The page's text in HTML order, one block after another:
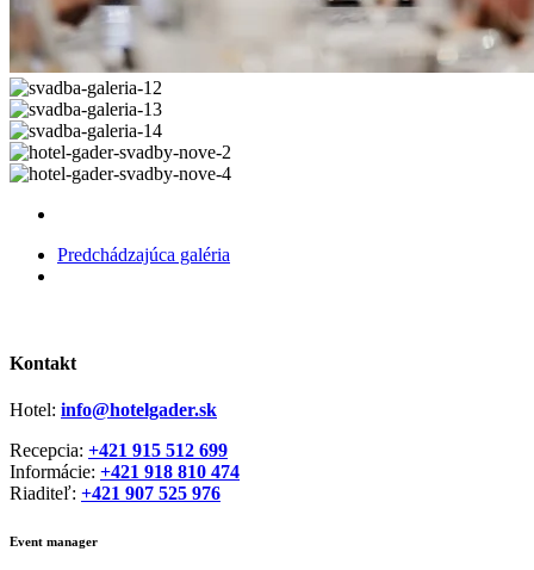
svadba-
galeria-
11
svadba-
galeria-
12
svadba-
galeria-
13
svadba-
galeria-
hotel-
svadby-
gader-
nove-
Predchádzajúca galéria
Kontakt
Hotel: info@hotelgader.sk
Recepcia: +421 915 512 699
Informácie: +421 918 810 474
Riaditeľ: +421 907 525 976
Event manager